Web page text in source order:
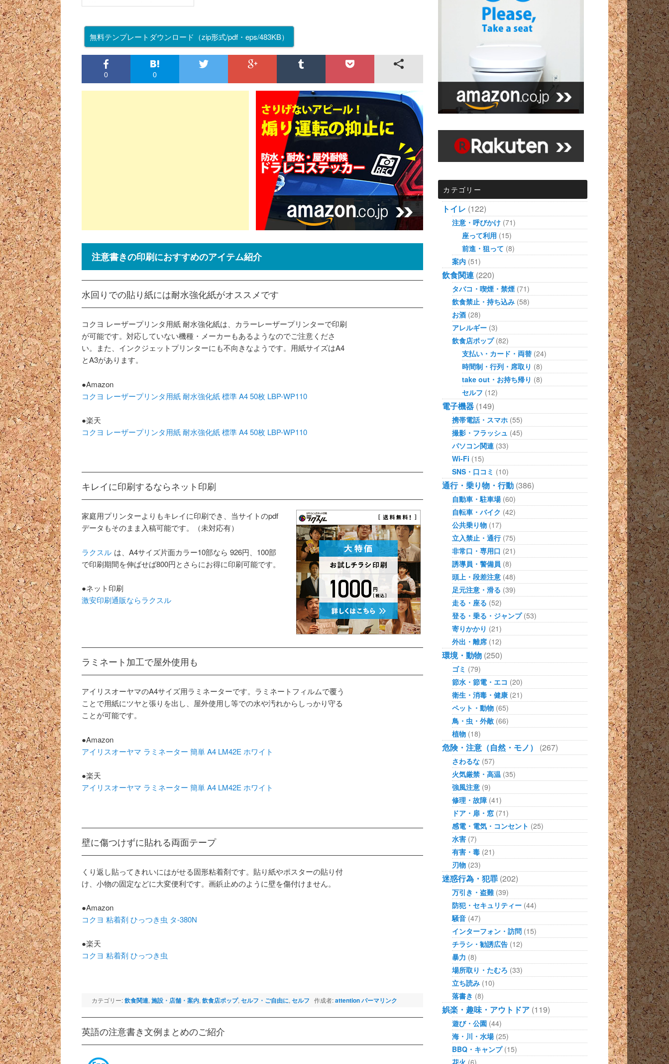
無料テンプレートダウンロード （zip形式/pdf・eps/483KB）
0 0
注意書きの印刷におすすめのアイテム紹介
水回りでの貼り紙には耐水強化紙がオススメです
コクヨ レーザープリンタ用紙 耐水強化紙は、カラーレーザープリンターで印刷
が可能です。対応していない機種・メーカーもあるようなのでご注意くださ
い。また、インクジェットプリンターにも不向きなようです。用紙サイズはA4
とA3があります。
●Amazon
コクヨ レーザープリンタ用紙 耐水強化紙 標準 A4 50枚 LBP-WP110
●楽天
コクヨ レーザープリンタ用紙 耐水強化紙 標準 A4 50枚 LBP-WP110
キレイに印刷するならネット印刷
家庭用プリンターよりもキレイに印刷でき、当サイトのpdf
データもそのまま入稿可能です。（未対応有）
ラクスル は、A4サイズ片面カラー10部なら 926円、100部
で印刷期間を伸ばせば800円とさらにお得に印刷可能です。
●ネット印刷
激安印刷通販ならラクスル
ラミネート加工で屋外使用も
アイリスオーヤマのA4サイズ用ラミネーターです。ラミネートフィルムで覆う
ことで用紙にツヤと張りを出し、屋外使用し等での水や汚れからしっかり守る
ことが可能です。
●Amazon
アイリスオーヤマ ラミネーター 簡単 A4 LM42E ホワイト
●楽天
アイリスオーヤマ ラミネーター 簡単 A4 LM42E ホワイト
壁に傷つけずに貼れる両面テープ
くり返し貼ってきれいにはがせる固形粘着剤です。貼り紙やポスターの貼り付
け、小物の固定などに大変便利です。画鋲止めのように壁を傷付けません。
●Amazon
コクヨ 粘着剤 ひっつき虫 タ-380N
●楽天
コクヨ 粘着剤 ひっつき虫
カテゴリー:飲食関連, 施設・店舗・案内, 飲食店ポップ, セルフ・ご自由に, セルフ 作成者:attentionパーマリンク
英語の注意書き文例まとめのご紹介
カテゴリー
トイレ (122)
注意・呼びかけ (71)
座って利用 (15)
前進・狙って (8)
案内 (51)
飲食関連 (220)
タバコ・喫煙・禁煙 (71)
飲食禁止・持ち込み (58)
お酒 (28)
アレルギー (3)
飲食店ポップ(82)
支払い・カード・両替 (24)
時間制・行列・席取り (8)
take out・お持ち帰り (8)
セルフ (12)
電子機器 (149)
携帯電話・スマホ (55)
撮影・フラッシュ (45)
パソコン関連 (33)
Wi-Fi (15)
SNS・口コミ (10)
通行・乗り物・行動 (386)
自動車・駐車場(60)
自転車・バイク (42)
公共乗り物 (17)
立入禁止・通行(75)
非常口・専用口 (21)
誘導員・警備員 (8)
頭上・段差注意 (48)
足元注意・滑る (39)
走る・座る (52)
登る・乗る・ジャンプ(53)
寄りかかり (21)
外出・離席 (12)
環境・動物 (250)
ゴミ (79)
節水・節電・エコ (20)
衛生・消毒・健康 (21)
ペット・動物 (65)
鳥・虫・外敵 (66)
植物 (18)
危険・注意（自然・モノ） (267)
さわるな (57)
火気厳禁・高温 (35)
強風注意 (9)
修理・故障 (41)
ドア・扉・窓 (71)
感電・電気・コンセント (25)
水害 (7)
有害・毒 (21)
刃物 (23)
迷惑行為・犯罪 (202)
万引き・盗難(39)
防犯・セキュリティー (44)
騒音 (47)
インターフォン・訪問 (15)
チラシ・勧誘広告 (12)
暴力 (8)
場所取り・たむろ (33)
立ち読み (10)
落書き (8)
娯楽・趣味・アウトドア (119)
遊び・公園 (44)
海・川・水場(25)
BBQ・キャンプ(15)